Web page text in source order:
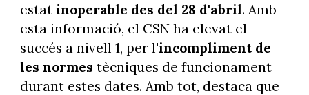
estat inoperable des del 28 d'abril. Amb
esta informació, el CSN ha elevat el
succés a nivell 1, per l'incompliment de
les normes tècniques de funcionament
durant estes dates. Amb tot, destaca que